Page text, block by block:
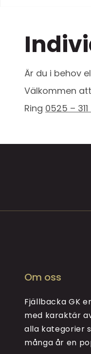
Är du i behov
Välkommen
Ring 0525 –
Om oss
Fjällbacka GK
med karaktär
alla kategorier
många år en